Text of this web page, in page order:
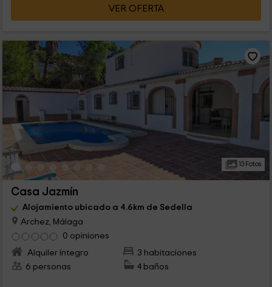
VER OFERTA
13 Fotos
Casa Jazmín
Alojamiento ubicado a 4.6km de Sedella
Archez, Málaga
0 opiniones
Alquiler íntegro
3 habitaciones
6 personas
4 baños